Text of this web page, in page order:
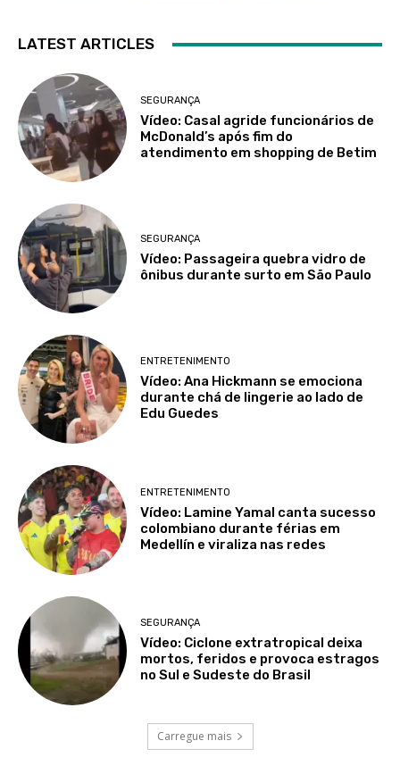
LATEST ARTICLES
SEGURANÇA
Vídeo: Casal agride funcionários de
McDonald’s após fim do
atendimento em shopping de Betim
SEGURANÇA
Vídeo: Passageira quebra vidro de
ônibus durante surto em São Paulo
ENTRETENIMENTO
Vídeo: Ana Hickmann se emociona
durante chá de lingerie ao lado de
Edu Guedes
ENTRETENIMENTO
Vídeo: Lamine Yamal canta sucesso
colombiano durante férias em
Medellín e viraliza nas redes
SEGURANÇA
Vídeo: Ciclone extratropical deixa
mortos, feridos e provoca estragos
no Sul e Sudeste do Brasil
Carregue mais